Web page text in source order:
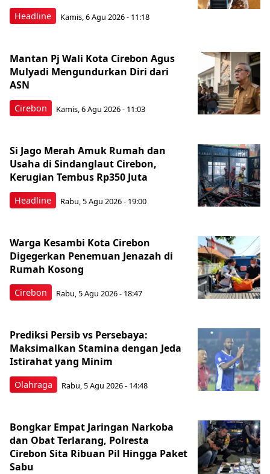
Headline Kamis, 6 Agu 2026 - 11:18
Cirebon
Mantan Pj Wali Kota Cirebon Agus
Mulyadi Mengundurkan Diri dari
ASN
Kamis, 6 Agu 2026 - 11:03
Headline
Si Jago Merah Amuk Rumah dan
Usaha di Sindanglaut Cirebon,
Kerugian Tembus Rp350 Juta
Rabu, 5 Agu 2026 - 19:00
Cirebon
Warga Kesambi Kota Cirebon
Digegerkan Penemuan Jenazah di
Rumah Kosong
Rabu, 5 Agu 2026 - 18:47
Olahraga
Prediksi Persib vs Persebaya:
Maksimalkan Stamina dengan Jeda
Istirahat yang Minim
Rabu, 5 Agu 2026 - 14:48
Bongkar Empat Jaringan Narkoba
dan Obat Terlarang, Polresta
Cirebon Sita Ribuan Pil Hingga Paket
Sabu